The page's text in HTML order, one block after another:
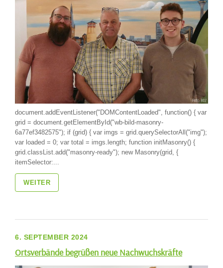
document.addEventListener("DOMContentLoaded", function() { var
grid = document.getElementById("wb-bild-masonry-
6a77ef3482575"); if (grid) { var imgs = grid.querySelectorAll("img");
var loaded = 0; var total = imgs.length; function initMasonry() {
grid.classList.add("masonry-ready"); new Masonry(grid, {
itemSelector:...
WEITER
6. SEPTEMBER 2024
Ortsverbände begrüßen neue Nachwuchskräfte